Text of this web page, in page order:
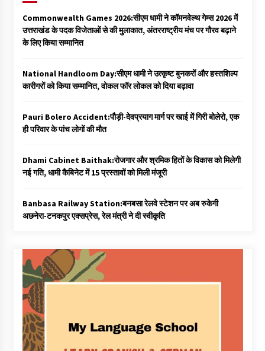
Commonwealth Games 2026:सीएम धामी ने कॉमनवेल्थ गेम्स 2026 में
उत्तराखंड के पदक विजेताओं से की मुलाकात, अंतरराष्ट्रीय मंच पर गौरव बढ़ाने
के लिए किया सम्मानित
National Handloom Day:सीएम धामी ने उत्कृष्ट बुनकरों और हस्तशिल्प
कारीगरों को किया सम्मानित, वोकल फॉर लोकल को दिया बढ़ावा
Pauri Bolero Accident:पौड़ी-देवप्रयाग मार्ग पर खाई में गिरी बोलेरो, एक
ही परिवार के पांच लोगों की मौत
Dhami Cabinet Baithak:रोजगार और श्रमिक हितों के विकास को मिलेगी
नई गति, धामी कैबिनेट में 15 प्रस्तावों को मिली मंजूरी
Banbasa Railway Station:बनबसा रेलवे स्टेशन पर अब रुकेगी
अछनेरा-टनकपुर एक्सप्रेस, रेल मंत्री ने दी स्वीकृति